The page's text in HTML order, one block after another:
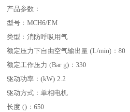
产品参数：
型号：MCH6/EM
类型：消防呼吸用气
额定压力下自由空气输出量 (L/min)：80
额定工作压力 (Bar g)：330
驱动功率：(kW) 2.2
驱动方式：单相电机
长度 ()：650